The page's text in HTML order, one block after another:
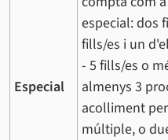
Especial
especial: dos
fills/es i un
- 5 fills/es o
almenys 3
acolliment
múltiple, o